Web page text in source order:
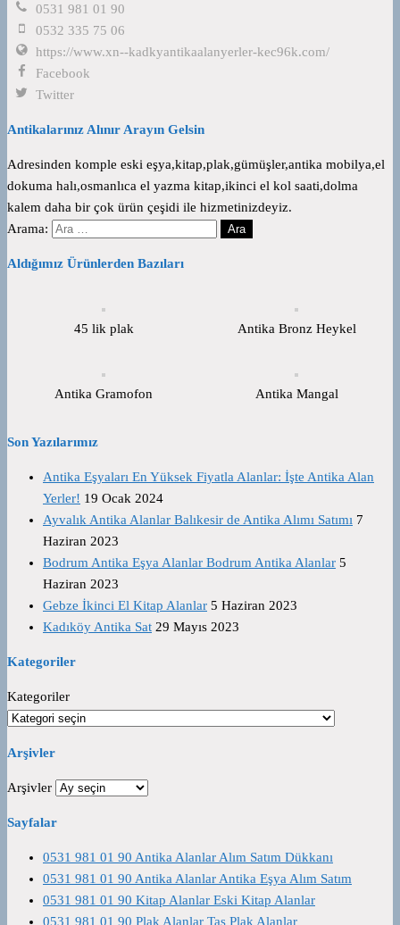
0531 981 01 90
0532 335 75 06
https://www.xn--kadkyantikaalanyerler-kec96k.com/
Facebook
Twitter
Antikalarınız Alınır Arayın Gelsin
Adresinden komple eski eşya,kitap,plak,gümüşler,antika mobilya,el
dokuma halı,osmanlıca el yazma kitap,ikinci el kol saati,dolma
kalem daha bir çok ürün çeşidi ile hizmetinizdeyiz.
Arama:
Aldığımız Ürünlerden Bazıları
45 lik plak Antika Bronz Heykel
Antika Gramofon Antika Mangal
Son Yazılarımız
Antika Eşyaları En Yüksek Fiyatla Alanlar: İşte Antika Alan
Yerler! 19 Ocak 2024
Ayvalık Antika Alanlar Balıkesir de Antika Alımı Satımı 7
Haziran 2023
Bodrum Antika Eşya Alanlar Bodrum Antika Alanlar 5
Haziran 2023
Gebze İkinci El Kitap Alanlar 5 Haziran 2023
Kadıköy Antika Sat 29 Mayıs 2023
Kategoriler
Kategoriler
Arşivler
Arşivler
Sayfalar
0531 981 01 90 Antika Alanlar Alım Satım Dükkanı
0531 981 01 90 Antika Alanlar Antika Eşya Alım Satım
0531 981 01 90 Kitap Alanlar Eski Kitap Alanlar
0531 981 01 90 Plak Alanlar Taş Plak Alanlar